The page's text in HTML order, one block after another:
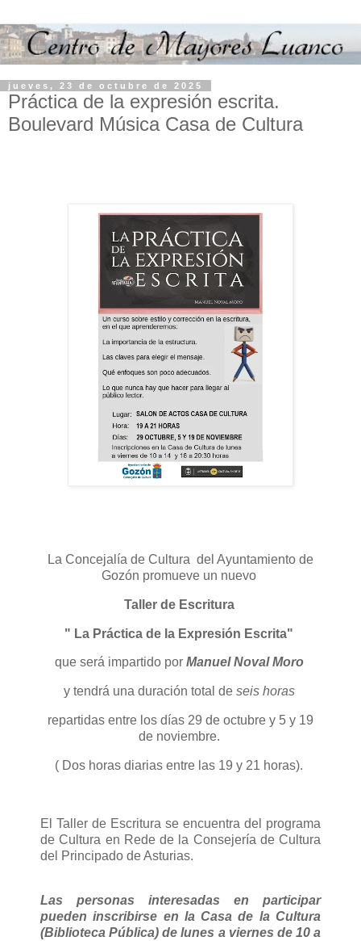
jueves, 23 de octubre de 2025
Práctica de la expresión escrita.
Boulevard Música Casa de Cultura
La Concejalía de Cultura del Ayuntamiento de
Gozón promueve un nuevo
Taller de Escritura
" La Práctica de la Expresión Escrita"
que será impartido por Manuel Noval Moro
y tendrá una duración total de seis horas
repartidas entre los días 29 de octubre y 5 y 19
de noviembre.
( Dos horas diarias entre las 19 y 21 horas).
El Taller de Escritura se encuentra del programa
de Cultura en Rede de la Consejería de Cultura
del Principado de Asturias.
Las personas interesadas en participar
pueden inscribirse en la Casa de la Cultura
(Biblioteca Pública) de lunes a viernes de 10 a